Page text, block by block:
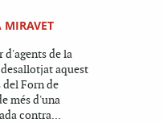
MIRAVET
d'agents de la
aquest
Forn de
més d'una
contra...